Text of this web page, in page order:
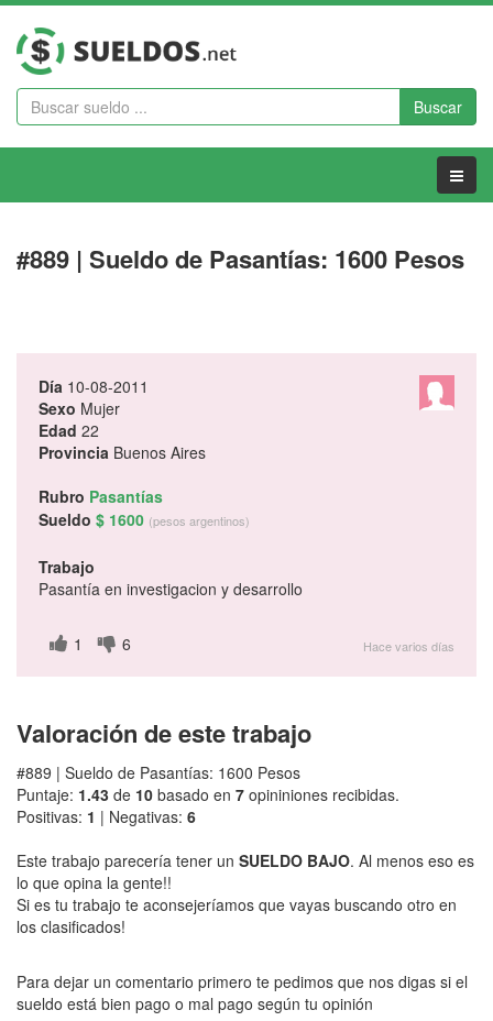
Buscar
Menu
#889 | Sueldo de Pasantías: 1600 Pesos
Día 10-08-2011
Sexo Mujer
Edad 22
Provincia Buenos Aires
Rubro Pasantías
Sueldo $ 1600 (pesos argentinos)
Trabajo
Pasantía en investigacion y desarrollo
1 6 Hace varios días
Valoración de este trabajo
#889 | Sueldo de Pasantías: 1600 Pesos
Puntaje: 1.43 de 10 basado en 7 opininiones recibidas.
Positivas: 1 | Negativas: 6
Este trabajo parecería tener un SUELDO BAJO. Al menos eso es
lo que opina la gente!!
Si es tu trabajo te aconsejeríamos que vayas buscando otro en
los clasificados!
Para dejar un comentario primero te pedimos que nos digas si el
sueldo está bien pago o mal pago según tu opinión